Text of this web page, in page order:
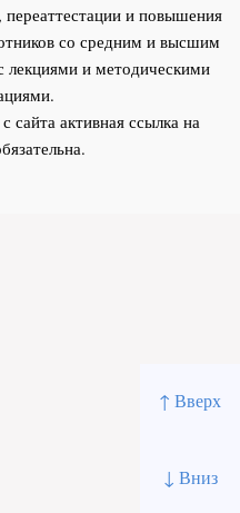
↑ Вверх
↓ Вниз
переаттестации и повышения
со средним и высшим
лекциями и методическими
сайта активная ссылка на